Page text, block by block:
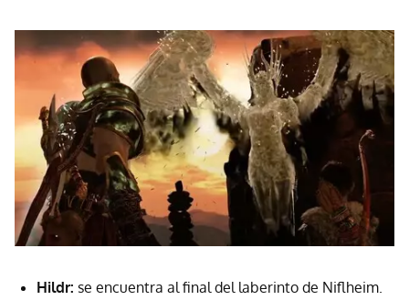
Hildr: se encuentra al final del laberinto de Niflheim.